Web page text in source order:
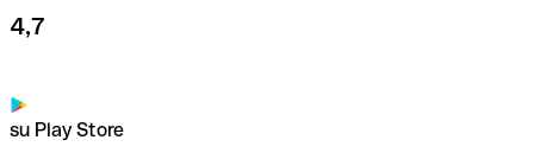
4,7
su Play Store